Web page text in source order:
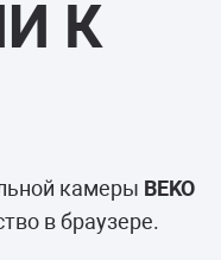
К
камеры BEKO
в браузере.